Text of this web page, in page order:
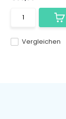
Vergleichen